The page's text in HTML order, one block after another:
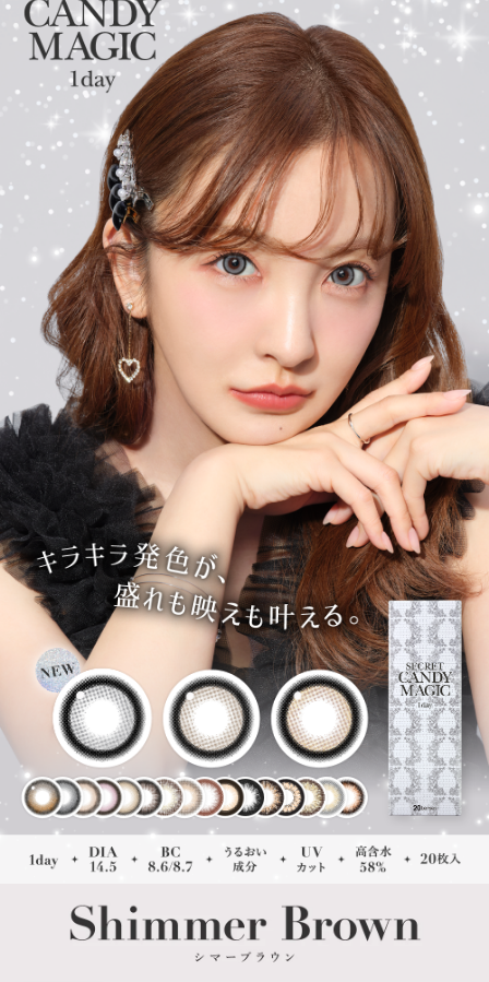
レンズスペックもUVカット機能・うるおい成分を追加＆高含水レ
ンズにリニューアル！
さらに待望の乱視用カラコン secretcandymagic toric（シークレッ
トキャンディーマジック トーリック）も新登場しました。
常に最旬の「盛れる」と「お客様のニーズ」をキャッチし、進化
し続けるブランドです。